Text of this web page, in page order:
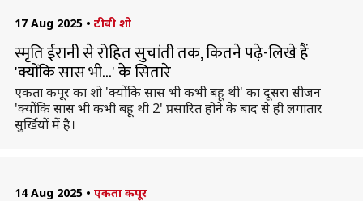
17 Aug 2025 • टीवी शो
स्मृति ईरानी से रोहित सुचांती तक, कितने पढ़े-लिखे हैं
'क्योंकि सास भी...' के सितारे
एकता कपूर का शो 'क्योंकि सास भी कभी बहू थी' का दूसरा सीजन
'क्योंकि सास भी कभी बहू थी 2' प्रसारित होने के बाद से ही लगातार
सुर्खियों में है।
14 Aug 2025 • एकता कपूर